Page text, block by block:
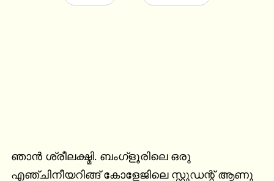
ഞാൻ ശ്രീലക്ഷ്മി. ബംഗ്ളൂരിലെ ഒരു
എഞ്ചിനീയറിങ്ങ്‌ കോളേജിലെ സ്റ്റുഡന്റ്‌ ആണു